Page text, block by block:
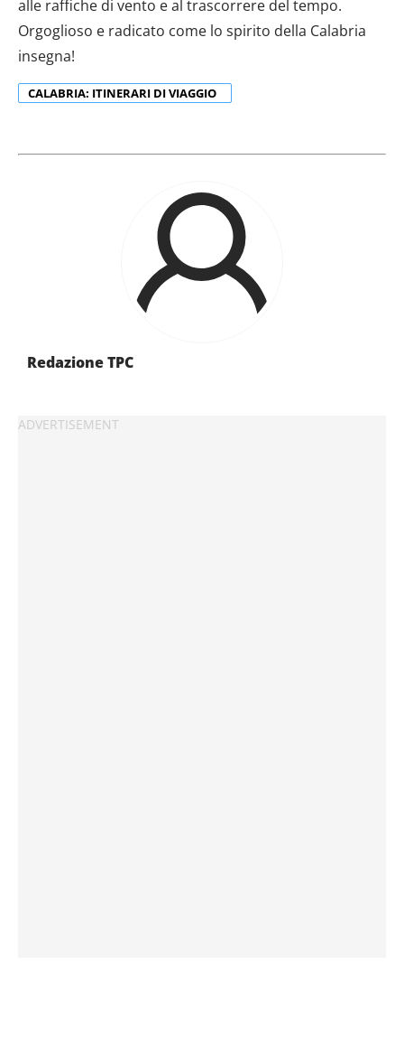
alle raffiche di vento e al trascorrere del tempo.
Orgoglioso e radicato come lo spirito della Calabria
insegna!
CALABRIA: ITINERARI DI VIAGGIO
Redazione TPC